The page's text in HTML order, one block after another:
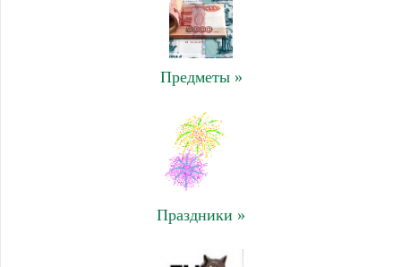
Предметы »
Праздники »